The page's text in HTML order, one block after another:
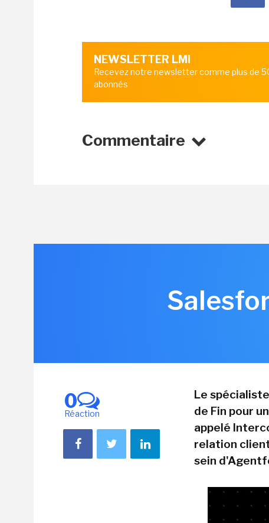
NEWSLETTER LMI
Recevez notre newsletter comme plus de
abonnés
Commentaire
0
Réaction
Le
de Fin pour
appelé
relation
sein